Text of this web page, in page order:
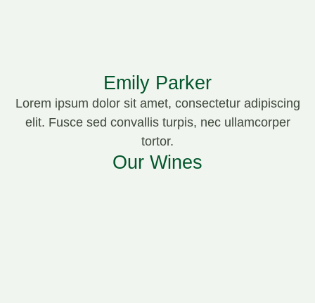
Emily Parker
Lorem ipsum dolor sit amet, consectetur adipiscing
elit. Fusce sed convallis turpis, nec ullamcorper
tortor.
Our Wines